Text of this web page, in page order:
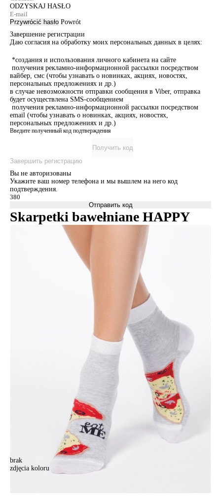
ODZYSKAJ HASŁO
Przywrócić hasło Powrót
Завершение регистрации
Даю согласия на обработку моих персональных данных в целях:
*создания и использования личного кабинета на сайте
получения рекламно-информационной рассылки посредством
вайбер, смс (чтобы узнавать о новинках, акциях, новостях,
персональных предложениях и др.)
в случае невозможности отправки сообщения в Viber, отправка
будет осуществлена SMS-сообщением
получения рекламно-информационной рассылки посредством
email (чтобы узнавать о новинках, акциях, новостях,
персональных предложениях и др.)
Введите полученный код подтверждения
Получить код
Завершить регистрацию
Вы не авторизованы
Укажите ваш номер телефона и мы вышлем на него код
подтверждения.
Отправить код
Skarpetki bawełniane HAPPY
brak
zdjęcia koloru
Skarpetki dziecięce CONTE ELEGANT HAPPY, r.23, 129 jasnoszary